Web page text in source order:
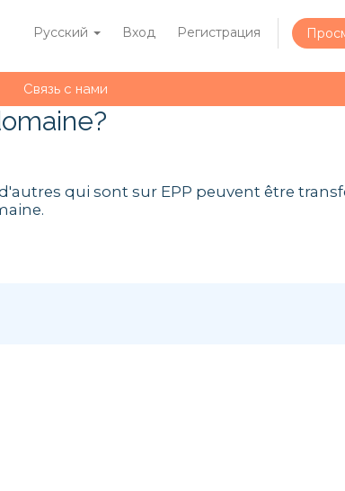
Русский Вход Регистрация
Связь с нами
qui sont sur EPP peuvent être